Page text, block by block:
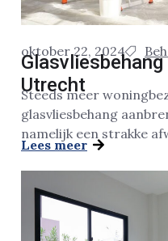
oktober 22, 2024
Utrecht
Steeds meer
glasvliesbehang
namelijk een strakke
Lees meer